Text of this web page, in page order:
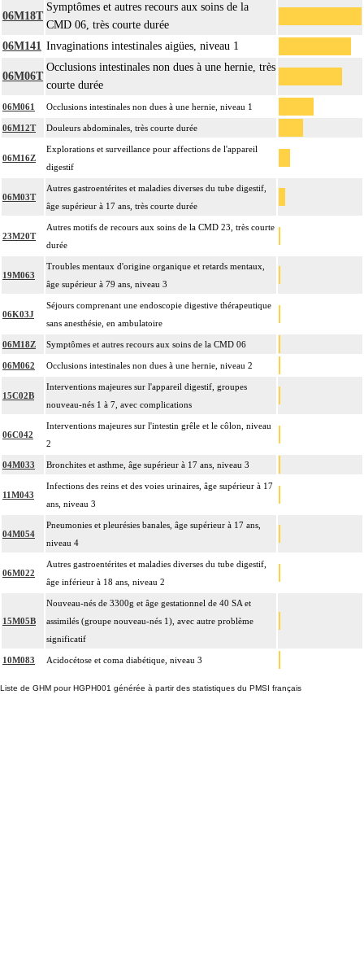
06M18T
Symptômes et autres recours aux soins de la
CMD 06, très courte durée
06M141 Invaginations intestinales aigües, niveau 1
06M06T
Occlusions intestinales non dues à une hernie, très
courte durée
06M061 Occlusions intestinales non dues à une hernie, niveau 1
06M12T Douleurs abdominales, très courte durée
06M16Z
Explorations et surveillance pour affections de l'appareil
digestif
06M03T
Autres gastroentérites et maladies diverses du tube digestif,
âge supérieur à 17 ans, très courte durée
23M20T
Autres motifs de recours aux soins de la CMD 23, très courte
durée
19M063
Troubles mentaux d'origine organique et retards mentaux,
âge supérieur à 79 ans, niveau 3
06K03J
Séjours comprenant une endoscopie digestive thérapeutique
sans anesthésie, en ambulatoire
06M18Z Symptômes et autres recours aux soins de la CMD 06
06M062 Occlusions intestinales non dues à une hernie, niveau 2
15C02B
Interventions majeures sur l'appareil digestif, groupes
nouveau-nés 1 à 7, avec complications
06C042
Interventions majeures sur l'intestin grêle et le côlon, niveau
2
04M033 Bronchites et asthme, âge supérieur à 17 ans, niveau 3
11M043
Infections des reins et des voies urinaires, âge supérieur à 17
ans, niveau 3
04M054
Pneumonies et pleurésies banales, âge supérieur à 17 ans,
niveau 4
06M022
Autres gastroentérites et maladies diverses du tube digestif,
âge inférieur à 18 ans, niveau 2
15M05B
Nouveau-nés de 3300g et âge gestationnel de 40 SA et
assimilés (groupe nouveau-nés 1), avec autre problème
significatif
10M083 Acidocétose et coma diabétique, niveau 3
Liste de GHM pour HGPH001 générée à partir des statistiques du PMSI français